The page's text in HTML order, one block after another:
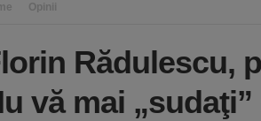
Opinii
Rădulescu,
vă mai